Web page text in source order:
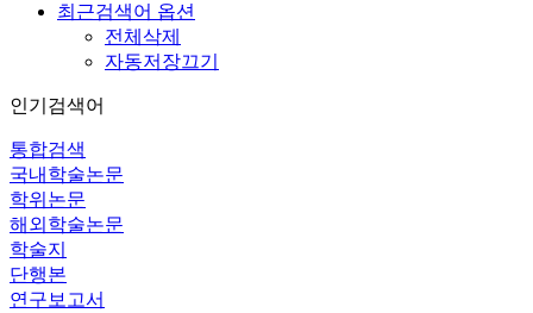
최근검색어 옵션
전체삭제
자동저장끄기
인기검색어
통합검색
국내학술논문
학위논문
해외학술논문
학술지
단행본
연구보고서